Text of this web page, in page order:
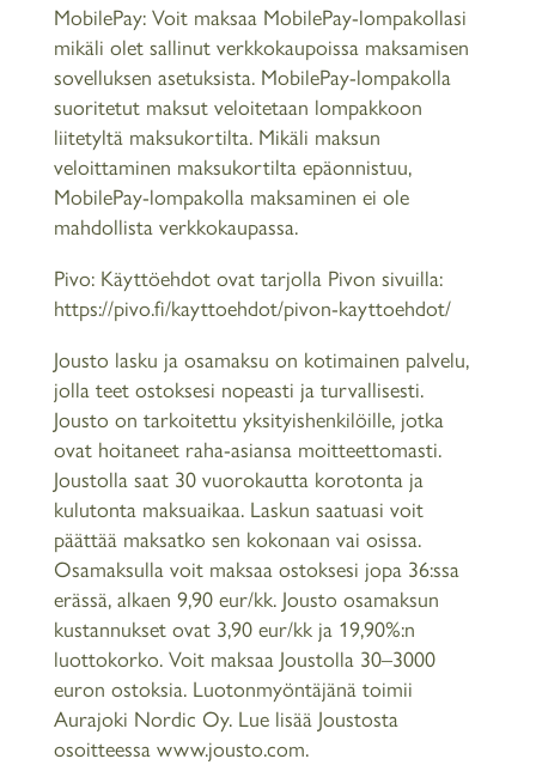
MobilePay: Voit maksaa MobilePay-lompakollasi
mikäli olet sallinut verkkokaupoissa maksamisen
sovelluksen asetuksista. MobilePay-lompakolla
suoritetut maksut veloitetaan lompakkoon
liitetyltä maksukortilta. Mikäli maksun
veloittaminen maksukortilta epäonnistuu,
MobilePay-lompakolla maksaminen ei ole
mahdollista verkkokaupassa.
Pivo: Käyttöehdot ovat tarjolla Pivon sivuilla:
https://pivo.fi/kayttoehdot/pivon-kayttoehdot/
Jousto lasku ja osamaksu on kotimainen palvelu,
jolla teet ostoksesi nopeasti ja turvallisesti.
Jousto on tarkoitettu yksityishenkilöille, jotka
ovat hoitaneet raha-asiansa moitteettomasti.
Joustolla saat 30 vuorokautta korotonta ja
kulutonta maksuaikaa. Laskun saatuasi voit
päättää maksatko sen kokonaan vai osissa.
Osamaksulla voit maksaa ostoksesi jopa 36:ssa
erässä, alkaen 9,90 eur/kk. Jousto osamaksun
kustannukset ovat 3,90 eur/kk ja 19,90%:n
luottokorko. Voit maksaa Joustolla 30–3000
euron ostoksia. Luotonmyöntäjänä toimii
Aurajoki Nordic Oy. Lue lisää Joustosta
osoitteessa www.jousto.com.